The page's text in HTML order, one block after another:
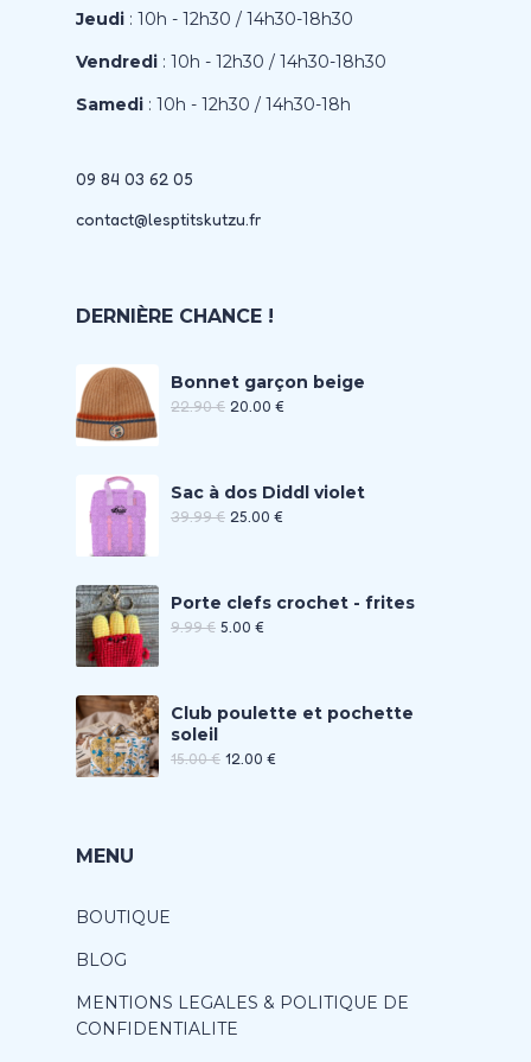
Jeudi : 10h - 12h30 / 14h30-18h30
Vendredi : 10h - 12h30 / 14h30-18h30
Samedi : 10h - 12h30 / 14h30-18h
09 84 03 62 05
contact@lesptitskutzu.fr
DERNIÈRE CHANCE !
Bonnet garçon beige
22.90€ 20.00 €
Sac à dos Diddl violet
39.99€ 25.00 €
Porte clefs crochet - frites
9.99€ 5.00 €
Club poulette et pochette
soleil
15.00€ 12.00 €
MENU
BOUTIQUE
BLOG
MENTIONS LEGALES & POLITIQUE DE
CONFIDENTIALITE